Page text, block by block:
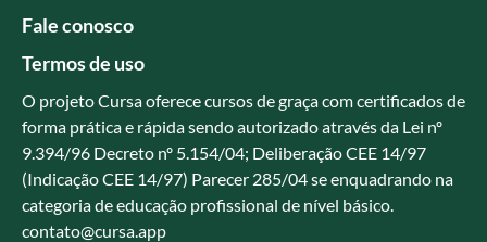
Fale conosco
Termos de uso
O projeto Cursa oferece cursos de graça com certificados de
forma prática e rápida sendo autorizado através da Lei nº
9.394/96 Decreto nº 5.154/04; Deliberação CEE 14/97
(Indicação CEE 14/97) Parecer 285/04 se enquadrando na
categoria de educação profissional de nível básico.
contato@cursa.app